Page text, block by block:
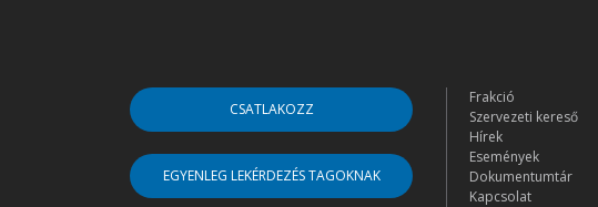
CSATLAKOZZ
EGYENLEG LEKÉRDEZÉS TAGOKNAK
Frakció
Szervezeti kereső
Hírek
Események
Dokumentumtár
Kapcsolat